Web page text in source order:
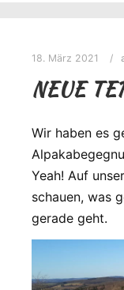
18. März 2021
NEUE
Wir haben es
Yeah! Auf
schauen, was
gerade geht.